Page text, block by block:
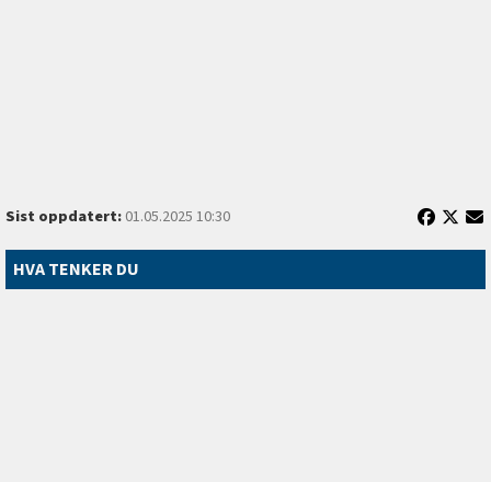
Sist oppdatert:01.05.2025 10:30
HVA TENKER DU